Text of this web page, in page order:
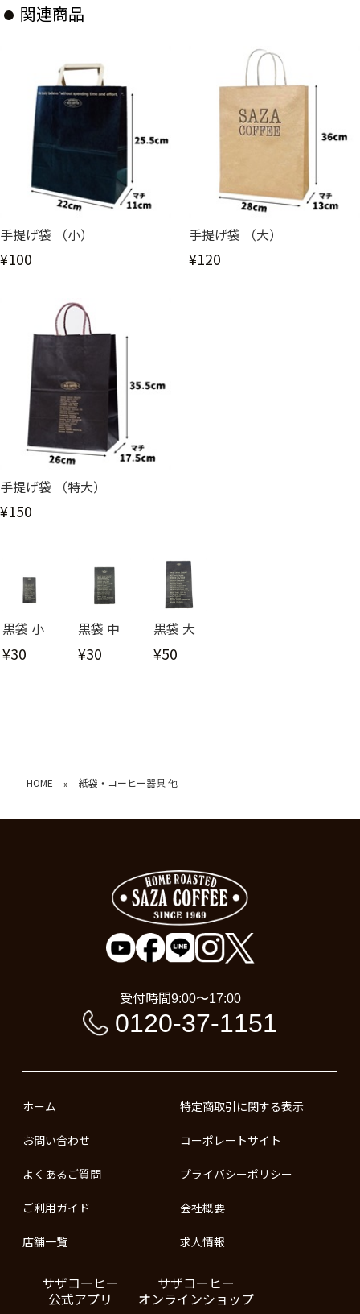
関連商品
手提げ袋 （小）
¥100
手提げ袋 （大）
¥120
手提げ袋 （特大）
¥150
黒袋 小
¥30
黒袋 中
¥30
黒袋 大
¥50
HOME » 紙袋・コーヒー器具 他
受付時間9:00〜17:00
0120-37-1151
ホーム
お問い合わせ
よくあるご質問
ご利用ガイド
店舗一覧
特定商取引に関する表示
コーポレートサイト
プライバシーポリシー
会社概要
求人情報
サザコーヒー
公式アプリ
サザコーヒー
オンラインショップ